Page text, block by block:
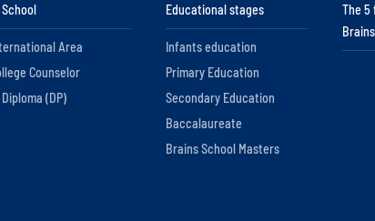
School
Area
Counselor
Diploma (DP)
Educational stages
Infants education
Primary Education
Secondary Education
Baccalaureate
Brains School Masters
The 5